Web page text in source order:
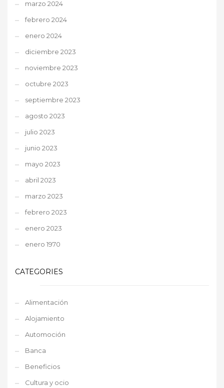
marzo 2024
febrero 2024
enero 2024
diciembre 2023
noviembre 2023
octubre 2023
septiembre 2023
agosto 2023
julio 2023
junio 2023
mayo 2023
abril 2023
marzo 2023
febrero 2023
enero 2023
enero 1970
CATEGORIES
Alimentación
Alojamiento
Automoción
Banca
Beneficios
Cultura y ocio